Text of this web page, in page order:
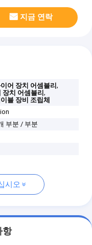
지금 연락
어 장치 어셈블리,
장치 어셈블리,
블 장비 조립체
부분 / 부분
시오
항